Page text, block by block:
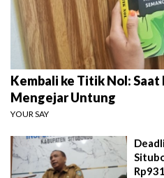
Kembali ke Titik Nol: Saat
Mengejar Untung
YOUR SAY